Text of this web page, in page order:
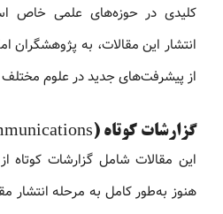
انتشار این مقالات، به
از پیشرفت‌های جدید در علوم مختلف
گزارشات کوتاه (Brief Communications)
این مقالات شامل گزارشات کوتاه
هنوز به‌طور کامل به مرحله انتشار